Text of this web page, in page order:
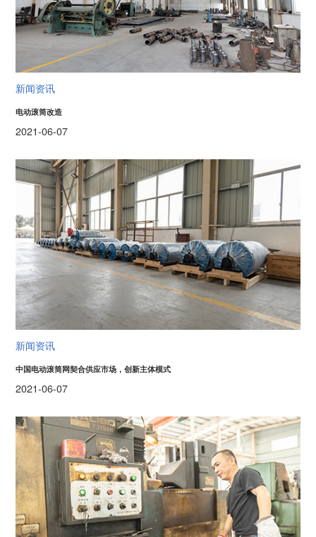
新闻资讯
电动滚筒改造
2021-06-07
新闻资讯
中国电动滚筒网契合供应市场，创新主体模式
2021-06-07